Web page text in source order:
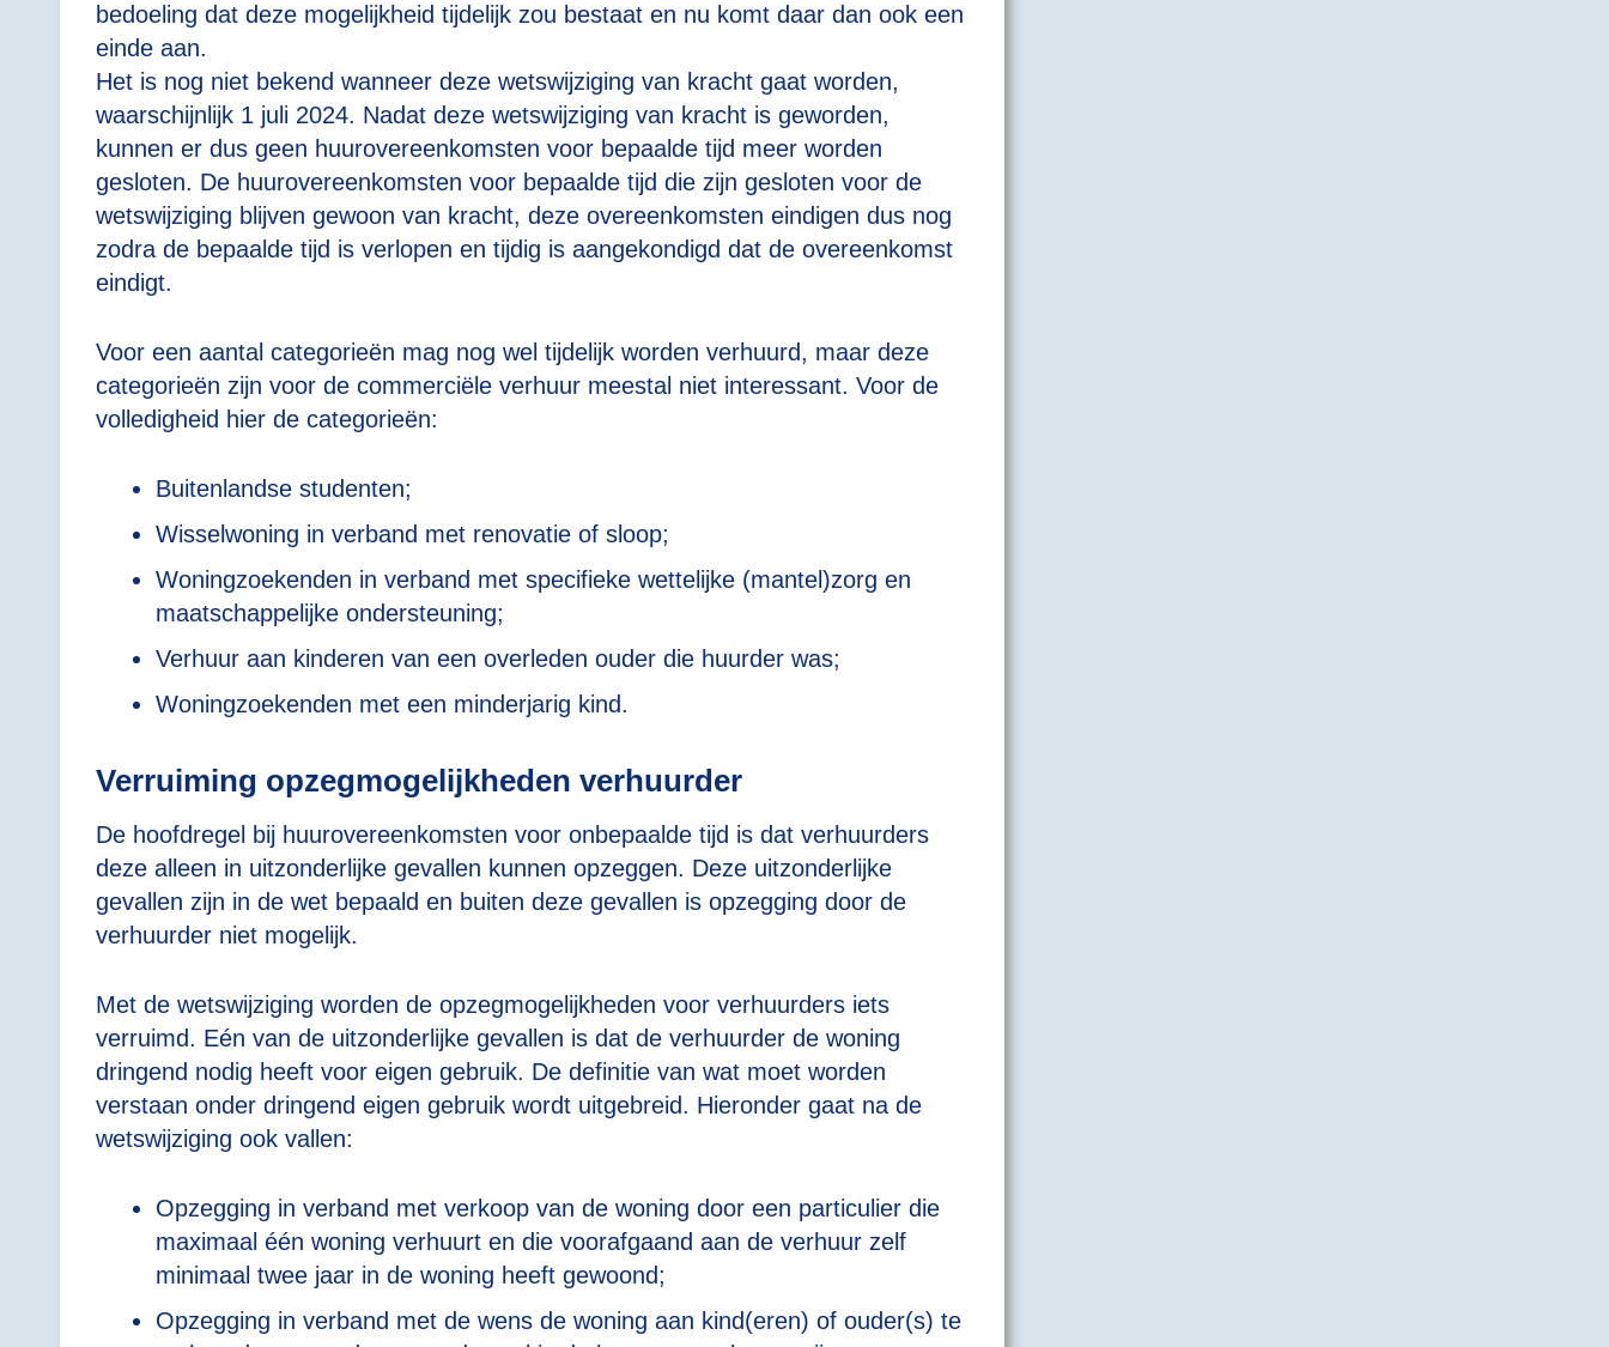
bedoeling dat deze mogelijkheid tijdelijk zou bestaat en nu komt daar dan ook een
einde aan.
Het is nog niet bekend wanneer deze wetswijziging van kracht gaat worden,
waarschijnlijk 1 juli 2024. Nadat deze wetswijziging van kracht is geworden,
kunnen er dus geen huurovereenkomsten voor bepaalde tijd meer worden
gesloten. De huurovereenkomsten voor bepaalde tijd die zijn gesloten voor de
wetswijziging blijven gewoon van kracht, deze overeenkomsten eindigen dus nog
zodra de bepaalde tijd is verlopen en tijdig is aangekondigd dat de overeenkomst
eindigt.
Voor een aantal categorieën mag nog wel tijdelijk worden verhuurd, maar deze
categorieën zijn voor de commerciële verhuur meestal niet interessant. Voor de
volledigheid hier de categorieën:
Buitenlandse studenten;
Wisselwoning in verband met renovatie of sloop;
Woningzoekenden in verband met specifieke wettelijke (mantel)zorg en
maatschappelijke ondersteuning;
Verhuur aan kinderen van een overleden ouder die huurder was;
Woningzoekenden met een minderjarig kind.
Verruiming opzegmogelijkheden verhuurder
De hoofdregel bij huurovereenkomsten voor onbepaalde tijd is dat verhuurders
deze alleen in uitzonderlijke gevallen kunnen opzeggen. Deze uitzonderlijke
gevallen zijn in de wet bepaald en buiten deze gevallen is opzegging door de
verhuurder niet mogelijk.
Met de wetswijziging worden de opzegmogelijkheden voor verhuurders iets
verruimd. Eén van de uitzonderlijke gevallen is dat de verhuurder de woning
dringend nodig heeft voor eigen gebruik. De definitie van wat moet worden
verstaan onder dringend eigen gebruik wordt uitgebreid. Hieronder gaat na de
wetswijziging ook vallen:
Opzegging in verband met verkoop van de woning door een particulier die
maximaal één woning verhuurt en die voorafgaand aan de verhuur zelf
minimaal twee jaar in de woning heeft gewoond;
Opzegging in verband met de wens de woning aan kind(eren) of ouder(s) te